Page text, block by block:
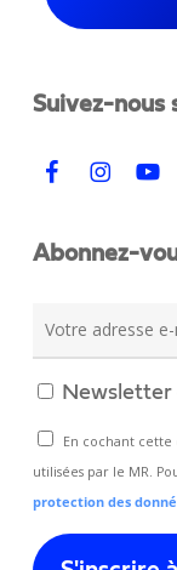
Suivez-nous
Abonnez-
Newsletter
En cochant cette
utilisées par le MR.
protection des